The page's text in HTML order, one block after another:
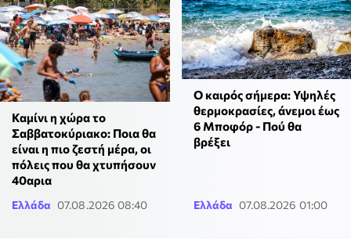
Καμίνι η χώρα το
Σαββατοκύριακο: Ποια θα
είναι η πιο ζεστή μέρα, οι
πόλεις που θα χτυπήσουν
40αρια
Ελλάδα 07.08.2026 08:40
Ο καιρός σήμερα: Υψηλές
θερμοκρασίες, άνεμοι έως
6 Μποφόρ - Πού θα
βρέξει
Ελλάδα 07.08.2026 01:00